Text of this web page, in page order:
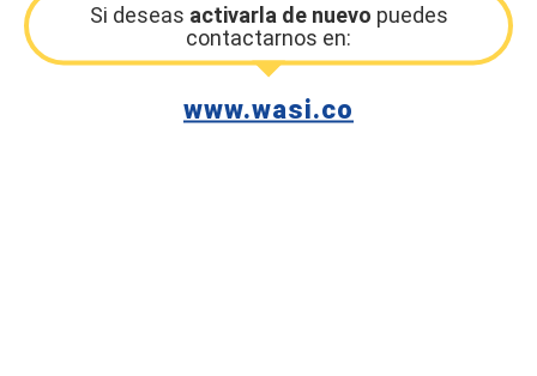
Si deseas activarla de nuevo puedes
contactarnos en:
www.wasi.co